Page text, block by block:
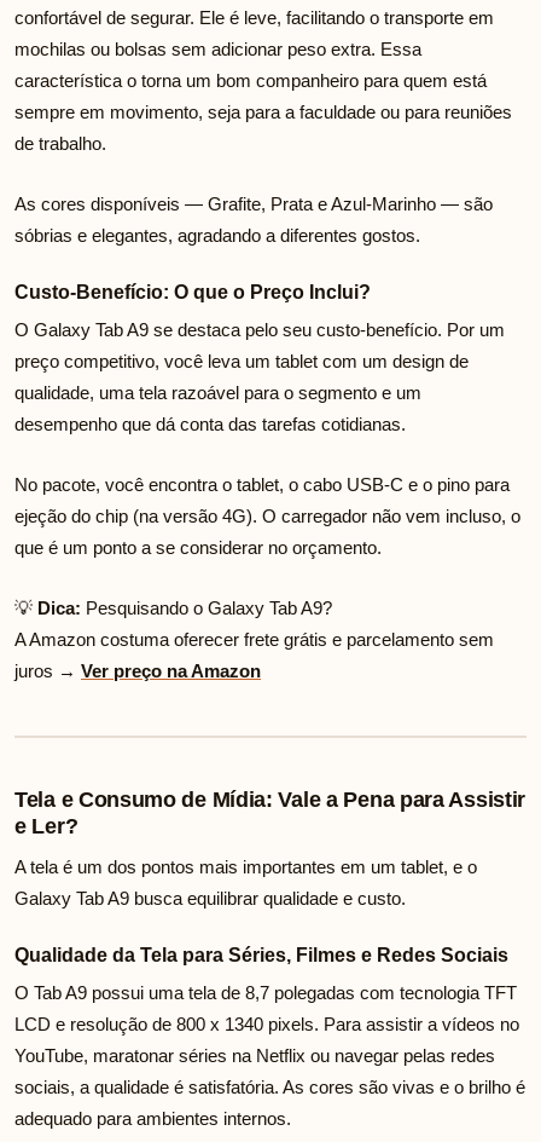
confortável de segurar. Ele é leve, facilitando o transporte em
mochilas ou bolsas sem adicionar peso extra. Essa
característica o torna um bom companheiro para quem está
sempre em movimento, seja para a faculdade ou para reuniões
de trabalho.
As cores disponíveis — Grafite, Prata e Azul-Marinho — são
sóbrias e elegantes, agradando a diferentes gostos.
Custo-Benefício: O que o Preço Inclui?
O Galaxy Tab A9 se destaca pelo seu custo-benefício. Por um
preço competitivo, você leva um tablet com um design de
qualidade, uma tela razoável para o segmento e um
desempenho que dá conta das tarefas cotidianas.
No pacote, você encontra o tablet, o cabo USB-C e o pino para
ejeção do chip (na versão 4G). O carregador não vem incluso, o
que é um ponto a se considerar no orçamento.
💡 Dica: Pesquisando o Galaxy Tab A9?
A Amazon costuma oferecer frete grátis e parcelamento sem
juros → Ver preço na Amazon
Tela e Consumo de Mídia: Vale a Pena para Assistir
e Ler?
A tela é um dos pontos mais importantes em um tablet, e o
Galaxy Tab A9 busca equilibrar qualidade e custo.
Qualidade da Tela para Séries, Filmes e Redes Sociais
O Tab A9 possui uma tela de 8,7 polegadas com tecnologia TFT
LCD e resolução de 800 x 1340 pixels. Para assistir a vídeos no
YouTube, maratonar séries na Netflix ou navegar pelas redes
sociais, a qualidade é satisfatória. As cores são vivas e o brilho é
adequado para ambientes internos.